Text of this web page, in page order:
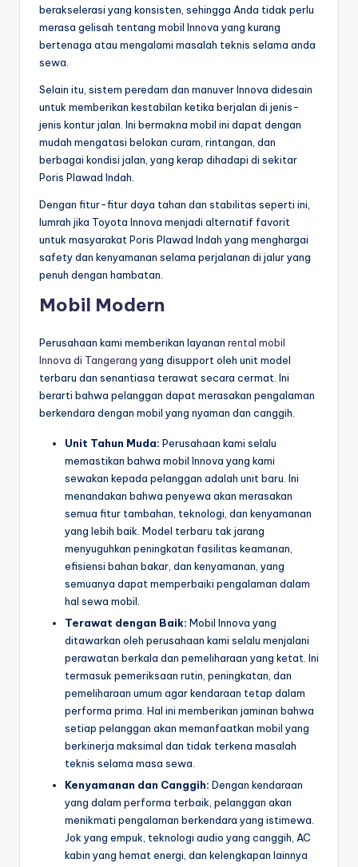
berakselerasi yang konsisten, sehingga Anda tidak perlu
merasa gelisah tentang mobil Innova yang kurang
bertenaga atau mengalami masalah teknis selama anda
sewa.
Selain itu, sistem peredam dan manuver Innova didesain
untuk memberikan kestabilan ketika berjalan di jenis-
jenis kontur jalan. Ini bermakna mobil ini dapat dengan
mudah mengatasi belokan curam, rintangan, dan
berbagai kondisi jalan, yang kerap dihadapi di sekitar
Poris Plawad Indah.
Dengan fitur-fitur daya tahan dan stabilitas seperti ini,
lumrah jika Toyota Innova menjadi alternatif favorit
untuk masyarakat Poris Plawad Indah yang menghargai
safety dan kenyamanan selama perjalanan di jalur yang
penuh dengan hambatan.
Mobil Modern
Perusahaan kami memberikan layanan rental mobil
Innova di Tangerang yang disupport oleh unit model
terbaru dan senantiasa terawat secara cermat. Ini
berarti bahwa pelanggan dapat merasakan pengalaman
berkendara dengan mobil yang nyaman dan canggih.
Unit Tahun Muda: Perusahaan kami selalu
memastikan bahwa mobil Innova yang kami
sewakan kepada pelanggan adalah unit baru. Ini
menandakan bahwa penyewa akan merasakan
semua fitur tambahan, teknologi, dan kenyamanan
yang lebih baik. Model terbaru tak jarang
menyuguhkan peningkatan fasilitas keamanan,
efisiensi bahan bakar, dan kenyamanan, yang
semuanya dapat memperbaiki pengalaman dalam
hal sewa mobil.
Terawat dengan Baik: Mobil Innova yang
ditawarkan oleh perusahaan kami selalu menjalani
perawatan berkala dan pemeliharaan yang ketat. Ini
termasuk pemeriksaan rutin, peningkatan, dan
pemeliharaan umum agar kendaraan tetap dalam
performa prima. Hal ini memberikan jaminan bahwa
setiap pelanggan akan memanfaatkan mobil yang
berkinerja maksimal dan tidak terkena masalah
teknis selama masa sewa.
Kenyamanan dan Canggih: Dengan kendaraan
yang dalam performa terbaik, pelanggan akan
menikmati pengalaman berkendara yang istimewa.
Jok yang empuk, teknologi audio yang canggih, AC
kabin yang hemat energi, dan kelengkapan lainnya